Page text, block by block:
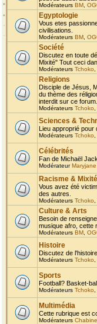
Modérateurs BM
Egyptologie
Vous etes
civilisations.
Modérateurs BM
Société
Discutez en toute
Mixité" Tout ceci
Modérateurs Tchoko
Religions
Disciple de Jésus,
du thème des
interdit sur ce forum.
Modérateurs Tchoko
Sciences &
Lieu approprié pour
Modérateurs Tchoko
Célébrités
Fan de Michaël
ModérateurMaryjane
Racisme & Mixité
Vous avez été
des autres.
Modérateurs Tchoko
Culture & Arts
Besoin de
musique afro, cette
Modérateurs BM
Histoire
Discutez de
Modérateurs Tchoko
Sports
Football? Basket-
Modérateurs Tchoko
Multimédia
Cette rubrique est
Modérateurs Chabine